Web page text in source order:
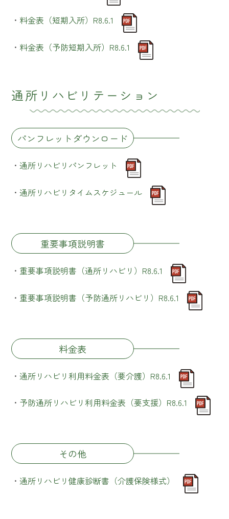
・ 料金表（短期入所）R8.6.1
・ 料金表（予防短期入所）R8.6.1
通所リハビリテーション
パンフレットダウンロード
・通所リハビリパンフレット
・通所リハビリタイムスケジュール
重要事項説明書
・ 重要事項説明書（通所リハビリ）R8.6.1
・ 重要事項説明書（予防通所リハビリ）R8.6.1
料金表
・通所リハビリ利用料金表（要介護）R8.6.1
・ 予防通所リハビリ利用料金表（要支援）R8.6.1
その他
・通所リハビリ健康診断書（介護保険様式）